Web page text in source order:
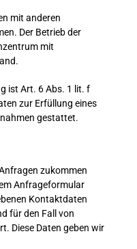
mit anderen
Der Betrieb der
mit
ist Art. 6 Abs. 1 lit. f
zur Erfüllung eines
gestattet.
zukommen
Anfrageformular
Kontaktdaten
für den Fall von
Diese Daten geben wir